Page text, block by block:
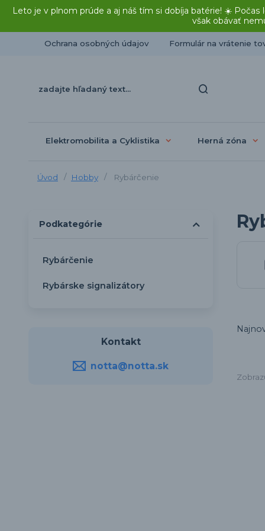
Leto je v plnom prúde a aj náš tím si dobíja batérie! ☀️
však obávať
Ochrana osobných údajov Formulár na vrátenie
Elektromobilita a Cyklistika Herná zóna
Úvod Hobby Rybárčenie
Podkategórie
Rybárčenie
Rybárske signalizátory
Kontakt
notta@notta.sk